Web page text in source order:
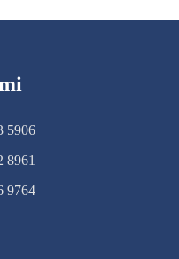
5906
8961
9764